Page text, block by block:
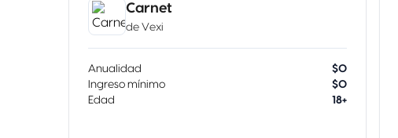
Carnet
de Vexi
Anualidad
$0
Ingreso mínimo
$0
Edad
18+